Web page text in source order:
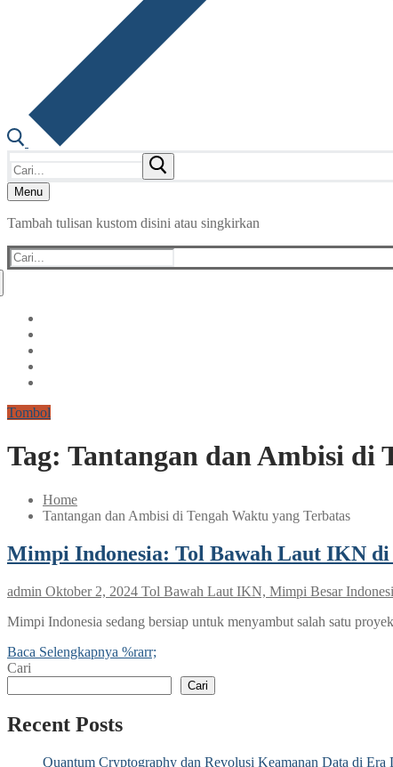
Menu
Tambah tulisan kustom disini atau singkirkan
Cari:
Tombol
Tag: Tantangan dan Ambisi di
Home
Tantangan dan Ambisi di Tengah Waktu yang Terbatas
Mimpi Indonesia: Tol Bawah Laut IKN
admin Oktober 2, 2024 Tol Bawah Laut IKN, Mimpi Besar
Mimpi Indonesia sedang bersiap untuk menyambut salah satu
Baca Selengkapnya %rarr;
Cari
Cari
Recent Posts
Quantum Cryptography dan Revolusi Keamanan Data di Era